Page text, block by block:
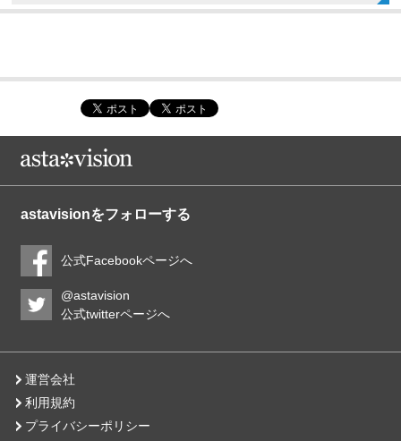
astavisionをフォローする
公式Facebookページへ
@astavision
公式twitterページへ
運営会社
利用規約
プライバシーポリシー